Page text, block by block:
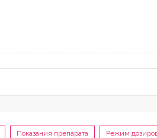
Показания препарата Режим